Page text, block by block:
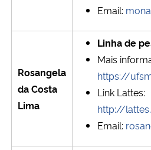
Email:
Rosangela
da Costa
Lima
Linha de
Mais
https://
Link Lattes:
http://
Email: